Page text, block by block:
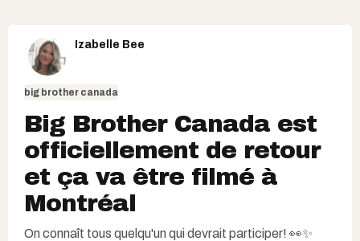
Izabelle Bee
big brother canada
Big Brother Canada est
officiellement de retour
et ça va être filmé à
Montréal
On connaît tous quelqu'un qui devrait participer! 👀✨